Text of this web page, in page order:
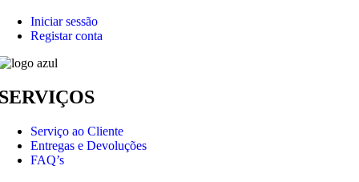
Iniciar sessão
Registar conta
Serviço ao Cliente
Entregas e Devoluções
FAQ’s